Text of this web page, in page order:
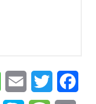
Facebook
Twitter